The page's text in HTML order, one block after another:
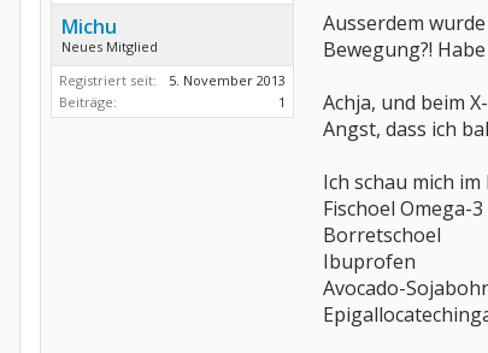
Michu
Neues Mitglied
Registriert seit:
5. November 2013
Beiträge:
1
Ausserdem
Bewegung?!
Achja, und beim
Angst, dass ich
Ich schau mich
Fischoel Omega-3
Borretschoel
Ibuprofen
Avocado-